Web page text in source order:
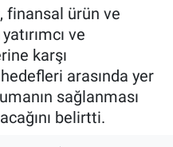
finansal ürün ve
ve
karşı
arasında yer
sağlanması
belirtti.